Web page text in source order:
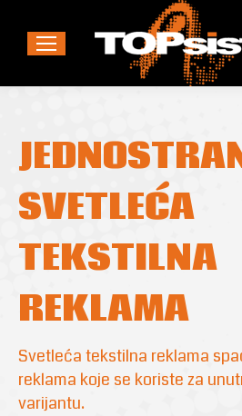
SVETLEĆA
TEKSTILNA
REKLAMA
Svetleća tekstilna reklama
reklama koje se koriste za
varijantu.